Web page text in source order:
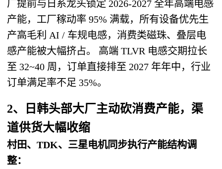
厂提前与日系龙头锁定 2026-2027 全年高端电感
产能，工厂稼动率 95% 满载，所有设备优先生
产高毛利 AI / 车规电感，消费类磁珠、叠层电
感产能被大幅挤占。 高端 TLVR 电感交期拉长
至 32~40 周，订单直接排至 2027 年年中，行业
订单满足率不足 35%。
2、日韩头部大厂主动砍消费产能，渠
道供货大幅收缩
村田、TDK、三星电机同步执行产能结构调
整：